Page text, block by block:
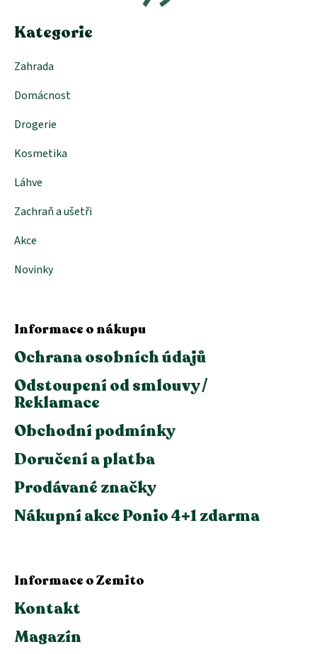
Kategorie
Zahrada
Domácnost
Drogerie
Kosmetika
Láhve
Zachraň a ušetři
Akce
Novinky
Informace o nákupu
Ochrana osobních údajů
Odstoupení od smlouvy /
Reklamace
Obchodní podmínky
Doručení a platba
Prodávané značky
Nákupní akce Ponio 4+1 zdarma
Informace o Zemito
Kontakt
Magazín